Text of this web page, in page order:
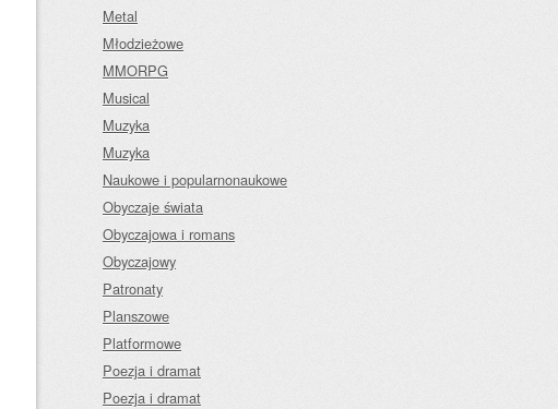
Metal
Młodzieżowe
MMORPG
Musical
Muzyka
Muzyka
Naukowe i popularnonaukowe
Obyczaje świata
Obyczajowa i romans
Obyczajowy
Patronaty
Planszowe
Platformowe
Poezja i dramat
Poezja i dramat